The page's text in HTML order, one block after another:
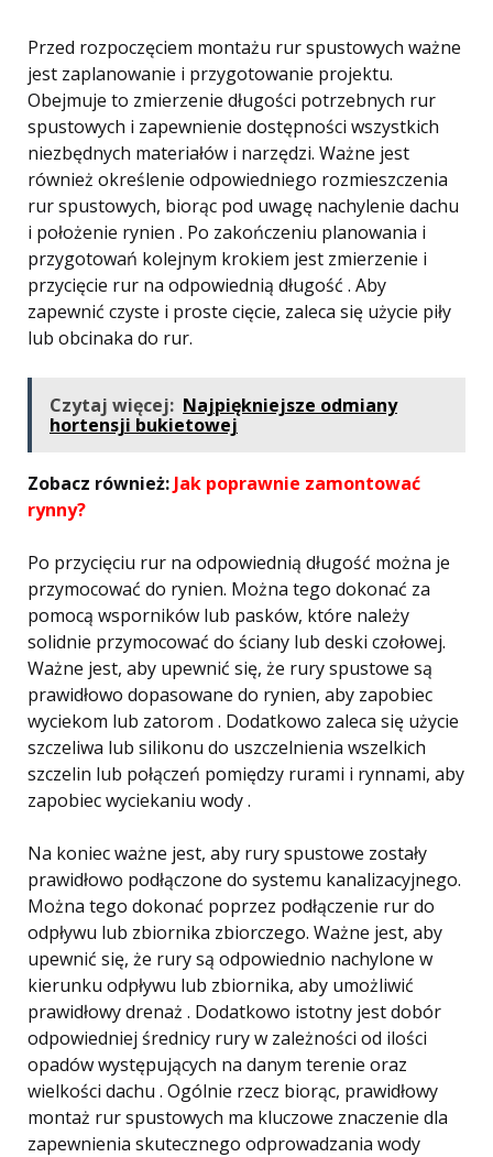
Przed rozpoczęciem montażu rur spustowych ważne
jest zaplanowanie i przygotowanie projektu.
Obejmuje to zmierzenie długości potrzebnych rur
spustowych i zapewnienie dostępności wszystkich
niezbędnych materiałów i narzędzi. Ważne jest
również określenie odpowiedniego rozmieszczenia
rur spustowych, biorąc pod uwagę nachylenie dachu
i położenie rynien . Po zakończeniu planowania i
przygotowań kolejnym krokiem jest zmierzenie i
przycięcie rur na odpowiednią długość . Aby
zapewnić czyste i proste cięcie, zaleca się użycie piły
lub obcinaka do rur.
Czytaj więcej: Najpiękniejsze odmiany
hortensji bukietowej
Zobacz również: Jak poprawnie zamontować
rynny?
Po przycięciu rur na odpowiednią długość można je
przymocować do rynien. Można tego dokonać za
pomocą wsporników lub pasków, które należy
solidnie przymocować do ściany lub deski czołowej.
Ważne jest, aby upewnić się, że rury spustowe są
prawidłowo dopasowane do rynien, aby zapobiec
wyciekom lub zatorom . Dodatkowo zaleca się użycie
szczeliwa lub silikonu do uszczelnienia wszelkich
szczelin lub połączeń pomiędzy rurami i rynnami, aby
zapobiec wyciekaniu wody .
Na koniec ważne jest, aby rury spustowe zostały
prawidłowo podłączone do systemu kanalizacyjnego.
Można tego dokonać poprzez podłączenie rur do
odpływu lub zbiornika zbiorczego. Ważne jest, aby
upewnić się, że rury są odpowiednio nachylone w
kierunku odpływu lub zbiornika, aby umożliwić
prawidłowy drenaż . Dodatkowo istotny jest dobór
odpowiedniej średnicy rury w zależności od ilości
opadów występujących na danym terenie oraz
wielkości dachu . Ogólnie rzecz biorąc, prawidłowy
montaż rur spustowych ma kluczowe znaczenie dla
zapewnienia skutecznego odprowadzania wody